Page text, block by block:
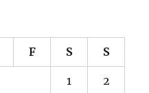
F S S
1 2